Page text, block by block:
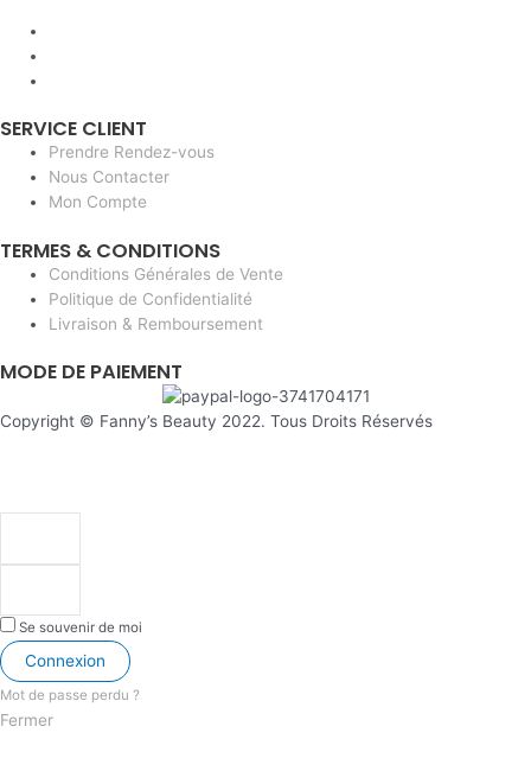
SERVICE CLIENT
Prendre Rendez-vous
Nous Contacter
Mon Compte
TERMES & CONDITIONS
Conditions Générales de Vente
Politique de Confidentialité
Livraison & Remboursement
MODE DE PAIEMENT
Copyright © Fanny’s Beauty 2022. Tous Droits Réservés
Se souvenir de moi
Connexion
Mot de passe perdu ?
Fermer